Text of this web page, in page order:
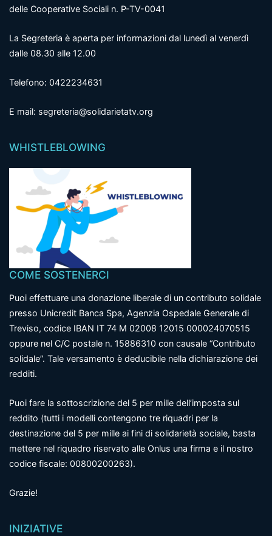
delle Cooperative Sociali n. P-TV-0041
La Segreteria è aperta per informazioni dal lunedì al venerdì
dalle 08.30 alle 12.00
Telefono: 0422234631
E mail: segreteria@solidarietatv.org
WHISTLEBLOWING
COME SOSTENERCI
Puoi effettuare una donazione liberale di un contributo solidale
presso Unicredit Banca Spa, Agenzia Ospedale Generale di
Treviso, codice IBAN IT 74 M 02008 12015 000024070515
oppure nel C/C postale n. 15886310 con causale “Contributo
solidale”. Tale versamento è deducibile nella dichiarazione dei
redditi.
Puoi fare la sottoscrizione del 5 per mille dell’imposta sul
reddito (tutti i modelli contengono tre riquadri per la
destinazione del 5 per mille ai fini di solidarietà sociale, basta
mettere nel riquadro riservato alle Onlus una firma e il nostro
codice fiscale: 00800200263).
Grazie!
INIZIATIVE